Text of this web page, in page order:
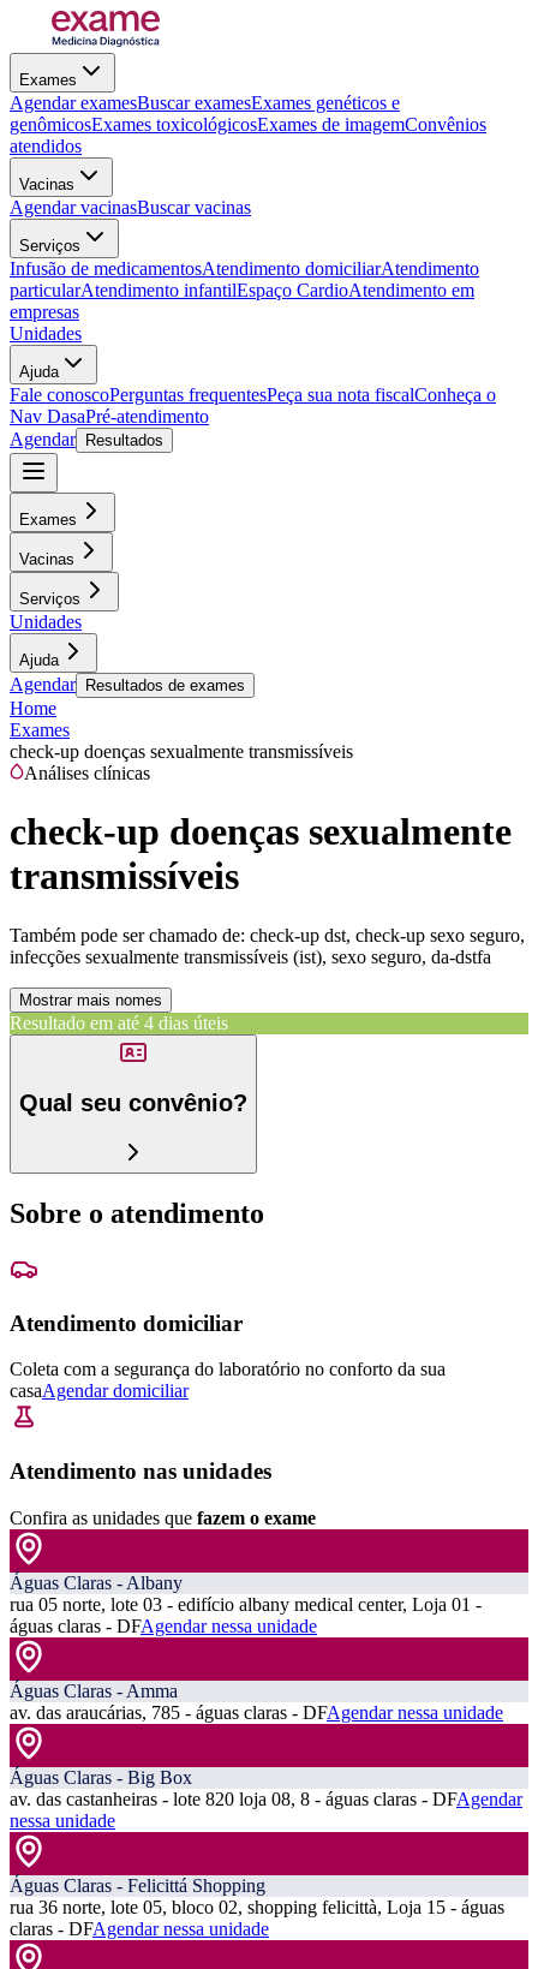
Exames
Agendar examesBuscar examesExames genéticos e
genômicosExames toxicológicosExames de imagemConvênios
atendidos
Vacinas
Agendar vacinasBuscar vacinas
Serviços
Infusão de medicamentosAtendimento domiciliarAtendimento
particularAtendimento infantilEspaço CardioAtendimento em
empresas
Unidades
Ajuda
Fale conoscoPerguntas frequentesPeça sua nota fiscalConheça o
Nav DasaPré-atendimento
Agendar
Resultados
Exames
Vacinas
Serviços
Unidades
Ajuda
Agendar Resultados de exames
Home
Exames
check-up doenças sexualmente transmissíveis
Análises clínicas
check-up doenças sexualmente
transmissíveis
Também pode ser chamado de: check-up dst, check-up sexo seguro,
infecções sexualmente transmissíveis (ist), sexo seguro, da-dstfa
Mostrar mais nomes
Resultado em até 4 dias úteis
Qual seu convênio?
Sobre o atendimento
Atendimento domiciliar
Coleta com a segurança do laboratório no conforto da sua
casaAgendar domiciliar
Atendimento nas unidades
Confira as unidades que fazem o exame
Águas Claras - Albany
rua 05 norte, lote 03 - edifício albany medical center, Loja 01 -
águas claras - DFAgendar nessa unidade
Águas Claras - Amma
av. das araucárias, 785 - águas claras - DFAgendar nessa unidade
Águas Claras - Big Box
av. das castanheiras - lote 820 loja 08, 8 - águas claras - DFAgendar
nessa unidade
Águas Claras - Felicittá Shopping
rua 36 norte, lote 05, bloco 02, shopping felicittà, Loja 15 - águas
claras - DFAgendar nessa unidade